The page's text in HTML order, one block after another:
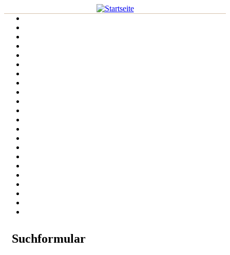
Suchformular